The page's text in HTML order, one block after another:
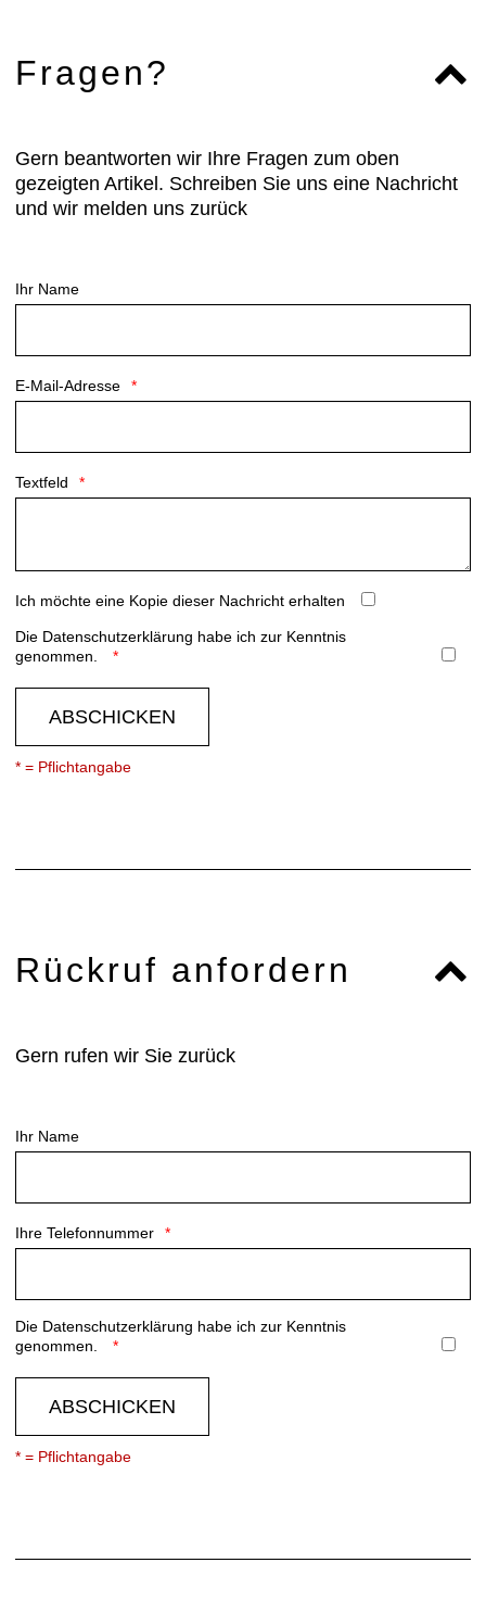
: Elastic Interface® Chrono™ Elite Sitzpolster
: Ultraleichte und flache Träger
Material: Main body: Renew Series™ 80%
recycled nylon / 20% elastane bluesign® approved
fabric Mesh: Renew Series™ 73% recycled nylon /
Kompression, Reflektierend, Schnelltrocknend,
Fragen?
Gern beantworten wir Ihre Fragen zum oben
gezeigten Artikel. Schreiben Sie uns eine Nachricht
und wir melden uns zurück
Ihr Name
E-Mail-Adresse
Textfeld
Ich möchte eine Kopie dieser Nachricht erhalten
Die Datenschutzerklärung habe ich zur Kenntnis
genommen.
ABSCHICKEN
* = Pflichtangabe
Rückruf anfordern
Gern rufen wir Sie zurück
Ihr Name
Ihre Telefonnummer
Die Datenschutzerklärung habe ich zur Kenntnis
genommen.
ABSCHICKEN
* = Pflichtangabe